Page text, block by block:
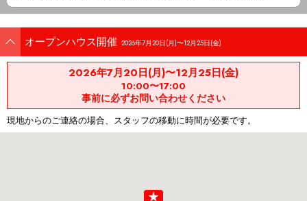
オープンハウス開催 2026年7月20日(月)〜12月25日(金)
2026年7月20日(月)〜12月25日(金)
10:00〜17:00
事前に必ずお問い合わせください
現地からのご連絡の場合、スタッフの移動に時間が必要です。